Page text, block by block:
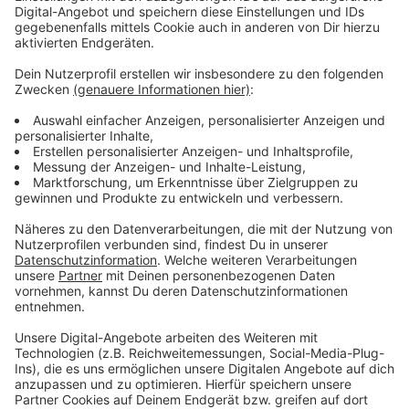
Anzeige
Morgen (03.04.24) geht es für die Fortuna im Pokal
weiter. Sie ist im DFB-Pokal-Halbfinale beim
ungeschlagenen Tabellenführer der ersten Liga Bayer
Leverkusen zu Gast. Anpfiff ist um 20:45 Uhr, wir sind
dann live dabei.
Anzeige
Weitere Infos und Links zum Thema:
Anzeige
Die Tabelle der zweiten Liga